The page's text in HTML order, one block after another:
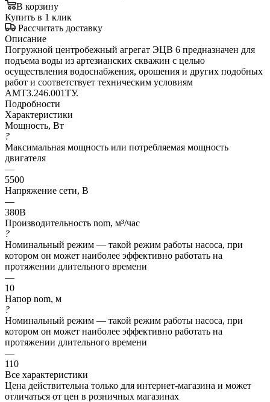
В корзину
Купить в 1 клик
Рассчитать доставку
Описание
Погружной центробежный агрегат ЭЦВ 6 предназначен для
подъема воды из артезианских скважин с целью
осуществления водоснабжения, орошения и других подобных
работ и соответствует техническим условиям
АМТ3.246.001ТУ.
Подробности
Характеристики
Мощность, Вт
?
Максимальная мощность или потребляемая мощность
двигателя
—
5500
Напряжение сети, В
—
380В
Производительность nom, м³/час
?
Номинальный режим — такой режим работы насоса, при
котором он может наиболее эффективно работать на
протяжении длительного времени
—
10
Напор nom, м
?
Номинальный режим — такой режим работы насоса, при
котором он может наиболее эффективно работать на
протяжении длительного времени
—
110
Все характеристики
Цена действительна только для интернет-магазина и может
отличаться от цен в розничных магазинах